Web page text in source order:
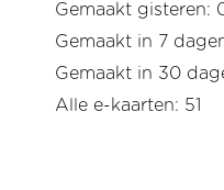
Gemaakt gisteren:
Gemaakt in 7
Gemaakt in 30
Alle e-kaarten: 51